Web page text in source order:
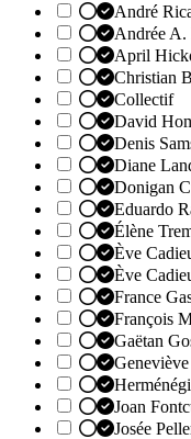
André
Andrée
April
Christian
Collectif
David
Denis
Diane
Donigan
Eduardo
Élène
Ève
Ève
France
François
Gaëtan
Joan
Josée